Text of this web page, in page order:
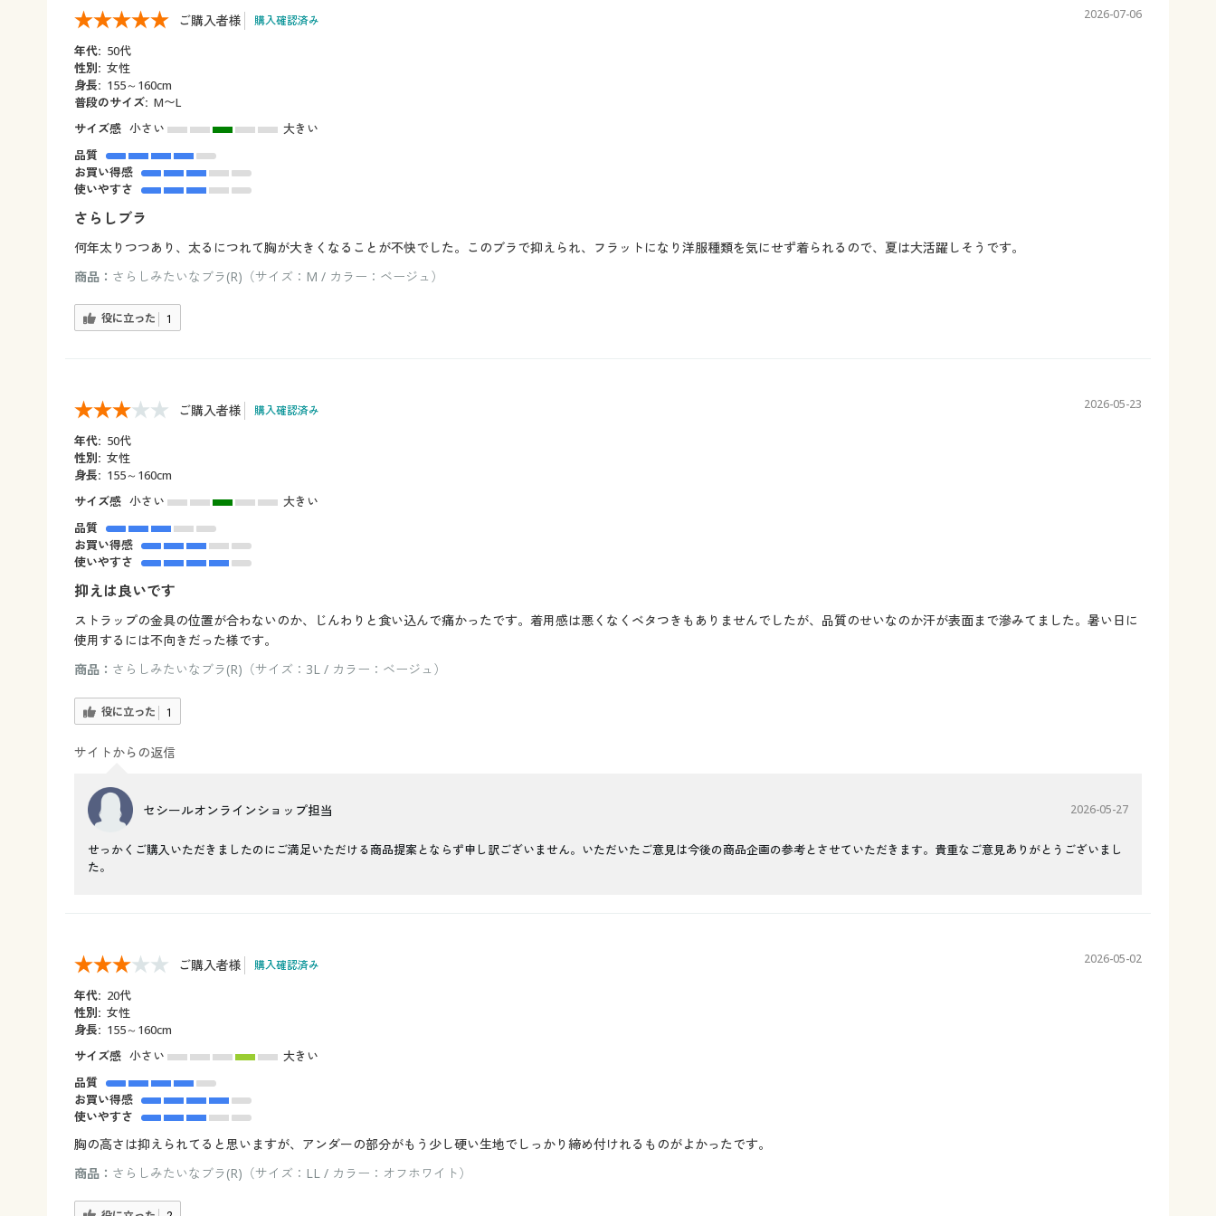
ご購入者様 購入確認済み 2026-07-06
年代: 50代
性別: 女性
身長: 155～160cm
普段のサイズ: M〜L
サイズ感 小さい
大きい
品質
お買い得感
使いやすさ
さらしブラ
何年太りつつあり、太るにつれて胸が大きくなることが不快でした。このブラで抑えられ、フラットになり洋服種類を気にせず着られるので、夏は大活躍しそうです。
商品： さらしみたいなブラ(R)（サイズ：M / カラー：ベージュ）
役に立った 1
ご購入者様 購入確認済み 2026-05-23
年代: 50代
性別: 女性
身長: 155～160cm
サイズ感 小さい
大きい
品質
お買い得感
使いやすさ
抑えは良いです
ストラップの金具の位置が合わないのか、じんわりと食い込んで痛かったです。着用感は悪くなくベタつきもありませんでしたが、品質のせいなのか汗が表面まで滲みてました。暑い日に
使用するには不向きだった様です。
商品： さらしみたいなブラ(R)（サイズ：3L / カラー：ベージュ）
役に立った 1
サイトからの返信
セシールオンラインショップ担当 2026-05-27
せっかくご購入いただきましたのにご満足いただける商品提案とならず申し訳ございません。いただいたご意見は今後の商品企画の参考とさせていただきます。貴重なご意見ありがとうございまし
た。
ご購入者様 購入確認済み 2026-05-02
年代: 20代
性別: 女性
身長: 155～160cm
サイズ感 小さい
大きい
品質
お買い得感
使いやすさ
胸の高さは抑えられてると思いますが、アンダーの部分がもう少し硬い生地でしっかり締め付けれるものがよかったです。
商品： さらしみたいなブラ(R)（サイズ：LL / カラー：オフホワイト）